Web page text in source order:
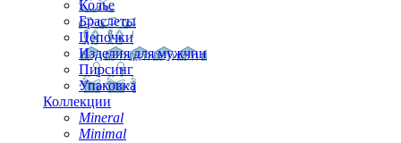
Колье
Браслеты
Цепочки
Изделия для мужчин
Пирсинг
Упаковка
Коллекции
Mineral
Minimal